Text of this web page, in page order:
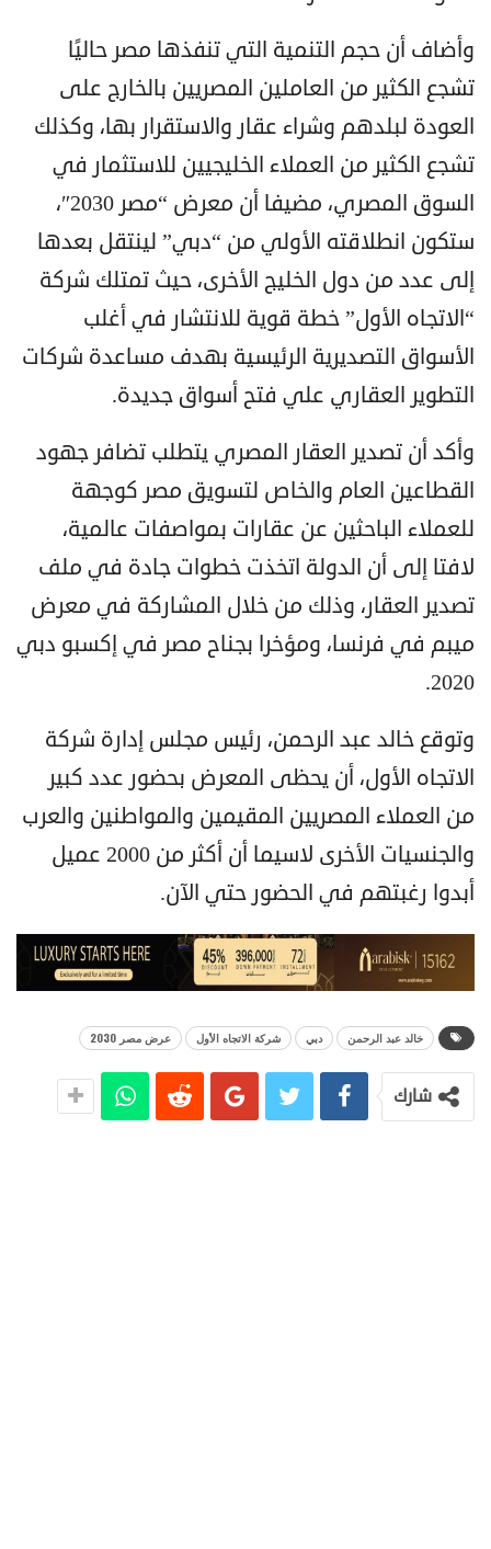
وأضاف أن حجم التنمية التي تنفذها مصر حاليًا
تشجع الكثير من العاملين المصريين بالخارج على
العودة لبلدهم وشراء عقار والاستقرار بها، وكذلك
تشجع الكثير من العملاء الخليجيين للاستثمار في
السوق المصري، مضيفا أن معرض “مصر 2030″،
ستكون انطلاقته الأولي من “دبي” لينتقل بعدها
إلى عدد من دول الخليج الأخرى، حيث تمتلك شركة
“الاتجاه الأول” خطة قوية للانتشار في أغلب
الأسواق التصديرية الرئيسية بهدف مساعدة شركات
التطوير العقاري علي فتح أسواق جديدة.
وأكد أن تصدير العقار المصري يتطلب تضافر جهود
القطاعين العام والخاص لتسويق مصر كوجهة
للعملاء الباحثين عن عقارات بمواصفات عالمية،
لافتا إلى أن الدولة اتخذت خطوات جادة في ملف
تصدير العقار، وذلك من خلال المشاركة في معرض
ميبم في فرنسا، ومؤخرا بجناح مصر في إكسبو دبي
2020.
وتوقع خالد عبد الرحمن، رئيس مجلس إدارة شركة
الاتجاه الأول، أن يحظى المعرض بحضور عدد كبير
من العملاء المصريين المقيمين والمواطنين والعرب
والجنسيات الأخرى لاسيما أن أكثر من 2000 عميل
أبدوا رغبتهم في الحضور حتي الآن.
خالد عبد الرحمن دبي شركة الاتجاه الأول عرض مصر 2030
شارك